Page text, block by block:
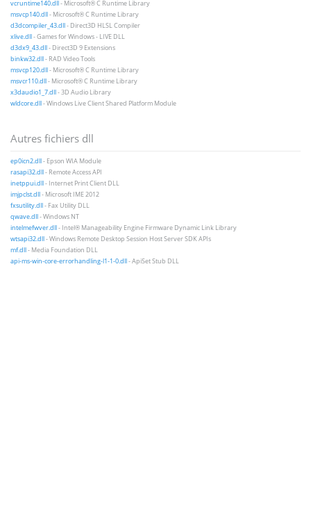
vcruntime140.dll- Microsoft® C Runtime Library
msvcp140.dll- Microsoft® C Runtime Library
d3dcompiler_43.dll- Direct3D HLSL Compiler
xlive.dll- Games for Windows - LIVE DLL
d3dx9_43.dll- Direct3D 9 Extensions
binkw32.dll- RAD Video Tools
msvcp120.dll- Microsoft® C Runtime Library
msvcr110.dll- Microsoft® C Runtime Library
x3daudio1_7.dll- 3D Audio Library
wldcore.dll- Windows Live Client Shared Platform Module
Autres fichiers dll
ep0icn2.dll- Epson WIA Module
rasapi32.dll- Remote Access API
inetppui.dll- Internet Print Client DLL
imjpclst.dll- Microsoft IME 2012
fxsutility.dll- Fax Utility DLL
qwave.dll- Windows NT
intelmefwver.dll- Intel® Manageability Engine Firmware Dynamic Link Library
wtsapi32.dll- Windows Remote Desktop Session Host Server SDK APIs
mf.dll- Media Foundation DLL
api-ms-win-core-errorhandling-l1-1-0.dll- ApiSet Stub DLL